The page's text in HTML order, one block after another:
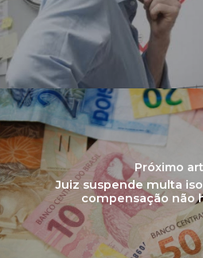
Próximo
Juiz suspende multa
compensação não